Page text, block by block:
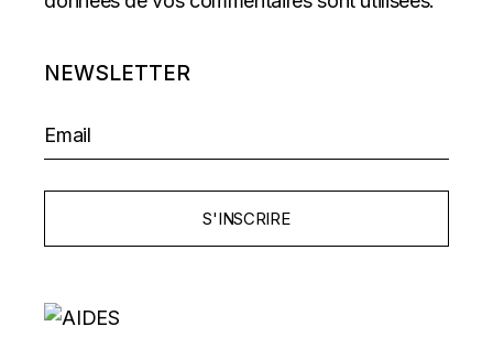
NEWSLETTER
S'INSCRIRE